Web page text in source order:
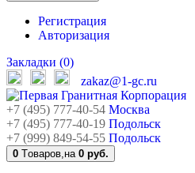
Регистрация
Авторизация
Закладки (0)
zakaz@1-gc.ru
+7 (495) 777-40-54 Москва
+7 (495) 777-40-19 Подольск
+7 (999) 849-54-55 Подольск
0 Tоваров,на 0 руб.